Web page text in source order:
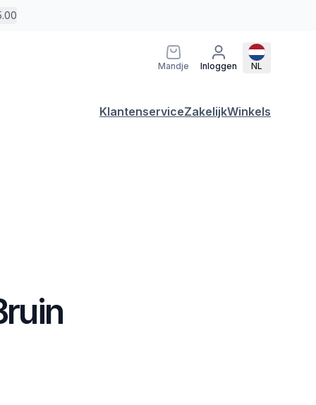
Mandje Inloggen NL
KlantenserviceZakelijkWinkels